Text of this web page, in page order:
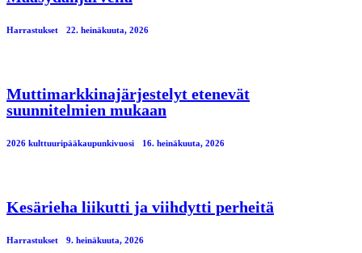
Harrastukset 22. heinäkuuta, 2026
Muttimarkkinajärjestelyt etenevät
suunnitelmien mukaan
2026 kulttuuripääkaupunkivuosi 16. heinäkuuta, 2026
Kesärieha liikutti ja viihdytti perheitä
Harrastukset 9. heinäkuuta, 2026